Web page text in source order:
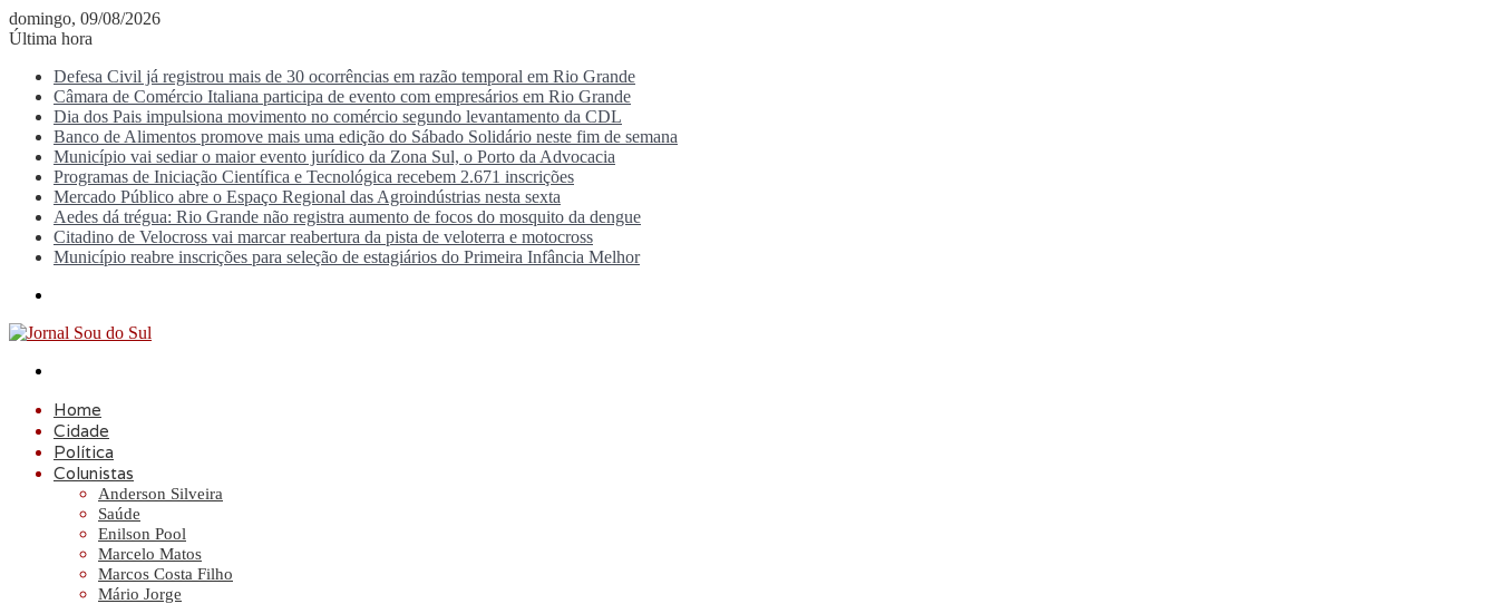
domingo, 09/08/2026
Última hora
Defesa Civil já registrou mais de 30 ocorrências em razão temporal em Rio Grande
Câmara de Comércio Italiana participa de evento com empresários em Rio Grande
Dia dos Pais impulsiona movimento no comércio segundo levantamento da CDL
Banco de Alimentos promove mais uma edição do Sábado Solidário neste fim de semana
Município vai sediar o maior evento jurídico da Zona Sul, o Porto da Advocacia
Programas de Iniciação Científica e Tecnológica recebem 2.671 inscrições
Mercado Público abre o Espaço Regional das Agroindústrias nesta sexta
Aedes dá trégua: Rio Grande não registra aumento de focos do mosquito da dengue
Citadino de Velocross vai marcar reabertura da pista de veloterra e motocross
Município reabre inscrições para seleção de estagiários do Primeira Infância Melhor
Home
Cidade
Política
Colunistas
Anderson Silveira
Saúde
Enilson Pool
Marcelo Matos
Marcos Costa Filho
Mário Jorge